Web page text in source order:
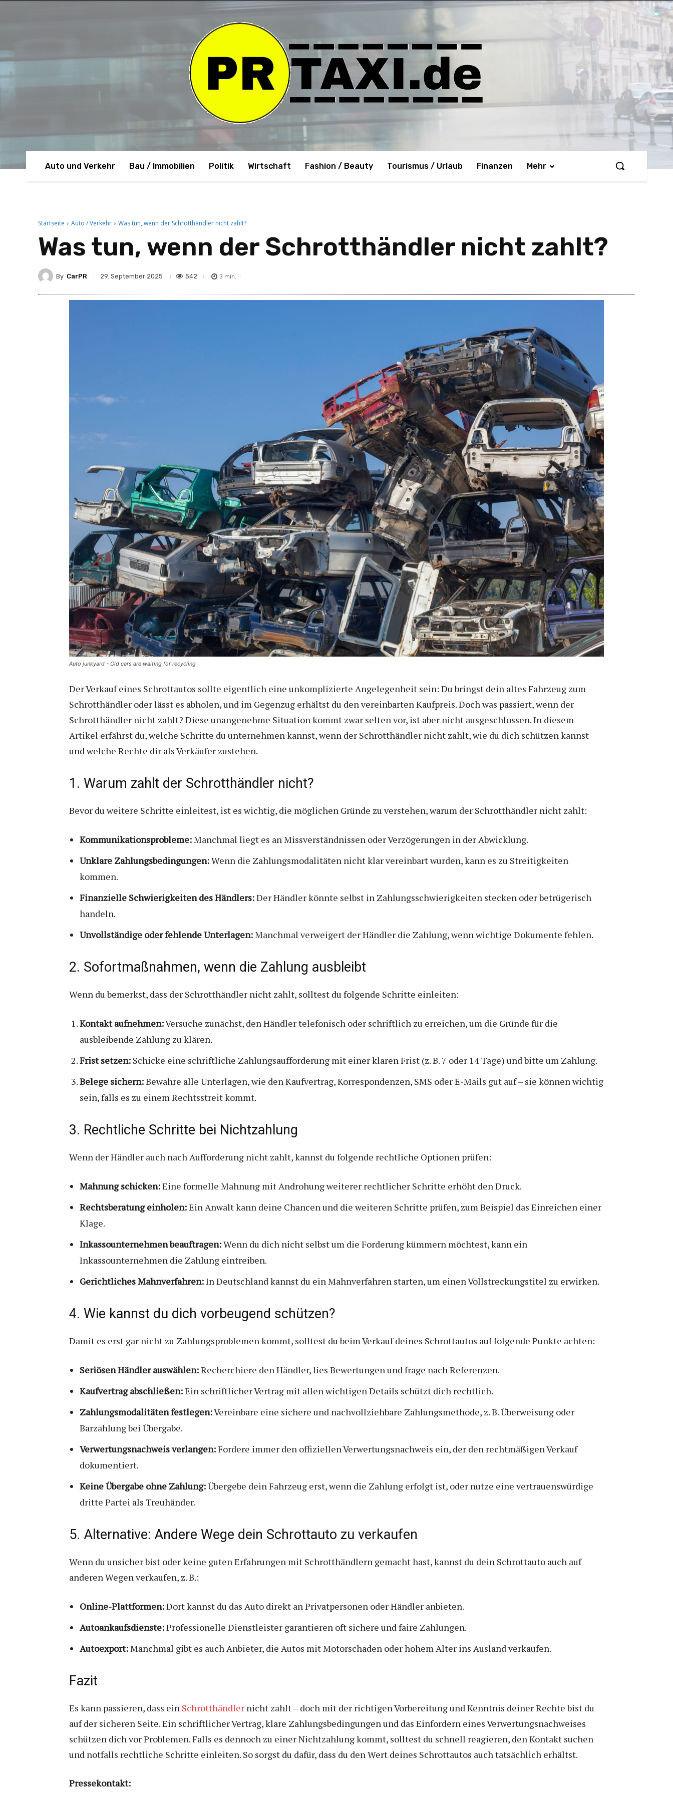
Auto und Verkehr Bau / Immobilien Politik Wirtschaft Fashion / Beauty Tourismus / Urlaub Finanzen Mehr
Startseite Auto / Verkehr Was tun, wenn der Schrotthändler nicht zahlt?
Was tun, wenn der Schrotthändler nicht zahlt?
By CarPR 29. September 2025 542 3 min.
Auto junkyard - Old cars are waiting for recycling
Der Verkauf eines Schrottautos sollte eigentlich eine unkomplizierte Angelegenheit sein: Du bringst dein altes Fahrzeug zum
Schrotthändler oder lässt es abholen, und im Gegenzug erhältst du den vereinbarten Kaufpreis. Doch was passiert, wenn der
Schrotthändler nicht zahlt? Diese unangenehme Situation kommt zwar selten vor, ist aber nicht ausgeschlossen. In diesem
Artikel erfährst du, welche Schritte du unternehmen kannst, wenn der Schrotthändler nicht zahlt, wie du dich schützen kannst
und welche Rechte dir als Verkäufer zustehen.
1. Warum zahlt der Schrotthändler nicht?
Bevor du weitere Schritte einleitest, ist es wichtig, die möglichen Gründe zu verstehen, warum der Schrotthändler nicht zahlt:
Kommunikationsprobleme:Manchmal liegt es an Missverständnissen oder Verzögerungen in der Abwicklung.
Unklare Zahlungsbedingungen:Wenn die Zahlungsmodalitäten nicht klar vereinbart wurden, kann es zu Streitigkeiten
kommen.
Finanzielle Schwierigkeiten des Händlers:Der Händler könnte selbst in Zahlungsschwierigkeiten stecken oder betrügerisch
handeln.
Unvollständige oder fehlende Unterlagen:Manchmal verweigert der Händler die Zahlung, wenn wichtige Dokumente fehlen.
2. Sofortmaßnahmen, wenn die Zahlung ausbleibt
Wenn du bemerkst, dass der Schrotthändler nicht zahlt, solltest du folgende Schritte einleiten:
Kontakt aufnehmen:Versuche zunächst, den Händler telefonisch oder schriftlich zu erreichen, um die Gründe für die
ausbleibende Zahlung zu klären.
Frist setzen: Schicke eine schriftliche Zahlungsaufforderung mit einer klaren Frist (z. B. 7 oder 14 Tage) und bitte um Zahlung.
Belege sichern:Bewahre alle Unterlagen, wie den Kaufvertrag, Korrespondenzen, SMS oder E-Mails gut auf – sie können wichtig
sein, falls es zu einem Rechtsstreit kommt.
3. Rechtliche Schritte bei Nichtzahlung
Wenn der Händler auch nach Aufforderung nicht zahlt, kannst du folgende rechtliche Optionen prüfen:
Mahnung schicken:Eine formelle Mahnung mit Androhung weiterer rechtlicher Schritte erhöht den Druck.
Rechtsberatung einholen:Ein Anwalt kann deine Chancen und die weiteren Schritte prüfen, zum Beispiel das Einreichen einer
Klage.
Inkassounternehmen beauftragen:Wenn du dich nicht selbst um die Forderung kümmern möchtest, kann ein
Inkassounternehmen die Zahlung eintreiben.
Gerichtliches Mahnverfahren:In Deutschland kannst du ein Mahnverfahren starten, um einen Vollstreckungstitel zu erwirken.
4. Wie kannst du dich vorbeugend schützen?
Damit es erst gar nicht zu Zahlungsproblemen kommt, solltest du beim Verkauf deines Schrottautos auf folgende Punkte achten:
Seriösen Händler auswählen:Recherchiere den Händler, lies Bewertungen und frage nach Referenzen.
Kaufvertrag abschließen:Ein schriftlicher Vertrag mit allen wichtigen Details schützt dich rechtlich.
Zahlungsmodalitäten festlegen:Vereinbare eine sichere und nachvollziehbare Zahlungsmethode, z. B. Überweisung oder
Barzahlung bei Übergabe.
Verwertungsnachweis verlangen:Fordere immer den offiziellen Verwertungsnachweis ein, der den rechtmäßigen Verkauf
dokumentiert.
Keine Übergabe ohne Zahlung:Übergebe dein Fahrzeug erst, wenn die Zahlung erfolgt ist, oder nutze eine vertrauenswürdige
dritte Partei als Treuhänder.
5. Alternative: Andere Wege dein Schrottauto zu verkaufen
Wenn du unsicher bist oder keine guten Erfahrungen mit Schrotthändlern gemacht hast, kannst du dein Schrottauto auch auf
anderen Wegen verkaufen, z. B.:
Online-Plattformen:Dort kannst du das Auto direkt an Privatpersonen oder Händler anbieten.
Autoankaufsdienste:Professionelle Dienstleister garantieren oft sichere und faire Zahlungen.
Autoexport:Manchmal gibt es auch Anbieter, die Autos mit Motorschaden oder hohem Alter ins Ausland verkaufen.
Fazit
Es kann passieren, dass ein Schrotthändler nicht zahlt – doch mit der richtigen Vorbereitung und Kenntnis deiner Rechte bist du
auf der sicheren Seite. Ein schriftlicher Vertrag, klare Zahlungsbedingungen und das Einfordern eines Verwertungsnachweises
schützen dich vor Problemen. Falls es dennoch zu einer Nichtzahlung kommt, solltest du schnell reagieren, den Kontakt suchen
und notfalls rechtliche Schritte einleiten. So sorgst du dafür, dass du den Wert deines Schrottautos auch tatsächlich erhältst.
Pressekontakt: